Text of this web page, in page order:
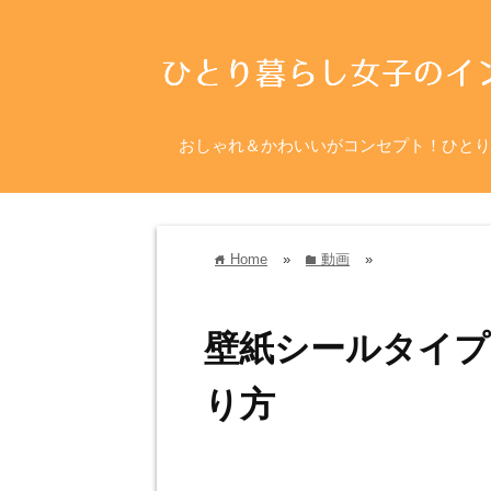
おしゃれ＆かわいいがコンセプト！ひと
home Home » folder 動画 »
壁紙シールタイ
り方